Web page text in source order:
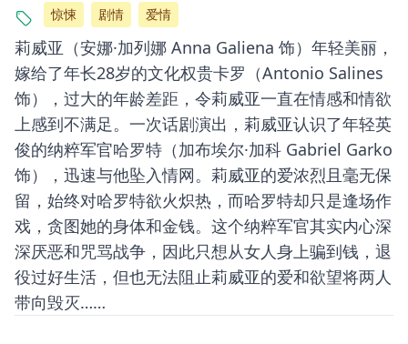
莉威亚（安娜·加列娜 Anna Galiena 饰）年轻美丽，
嫁给了年长28岁的文化权贵卡罗（Antonio Salines
饰），过大的年龄差距，令莉威亚一直在情感和情欲
上感到不满足。一次话剧演出，莉威亚认识了年轻英
俊的纳粹军官哈罗特（加布埃尔·加科 Gabriel Garko
饰），迅速与他坠入情网。莉威亚的爱浓烈且毫无保
留，始终对哈罗特欲火炽热，而哈罗特却只是逢场作
戏，贪图她的身体和金钱。这个纳粹军官其实内心深
深厌恶和咒骂战争，因此只想从女人身上骗到钱，退
役过好生活，但也无法阻止莉威亚的爱和欲望将两人
带向毁灭……
惊悚 剧情 爱情